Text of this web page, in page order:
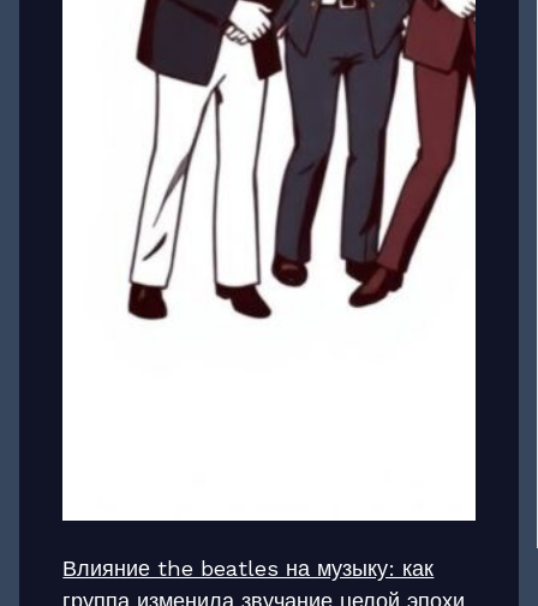
Влияние the beatles на музыку: как
группа изменила звучание целой эпохи